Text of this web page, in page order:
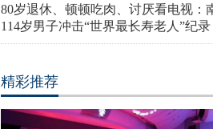
80岁退休、顿顿吃肉、讨厌看电视：
114岁男子冲击“世界最长寿老人”纪录
精彩推荐